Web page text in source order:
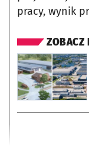
pracy, wynik
ZOBACZ
otworzy się w nowej